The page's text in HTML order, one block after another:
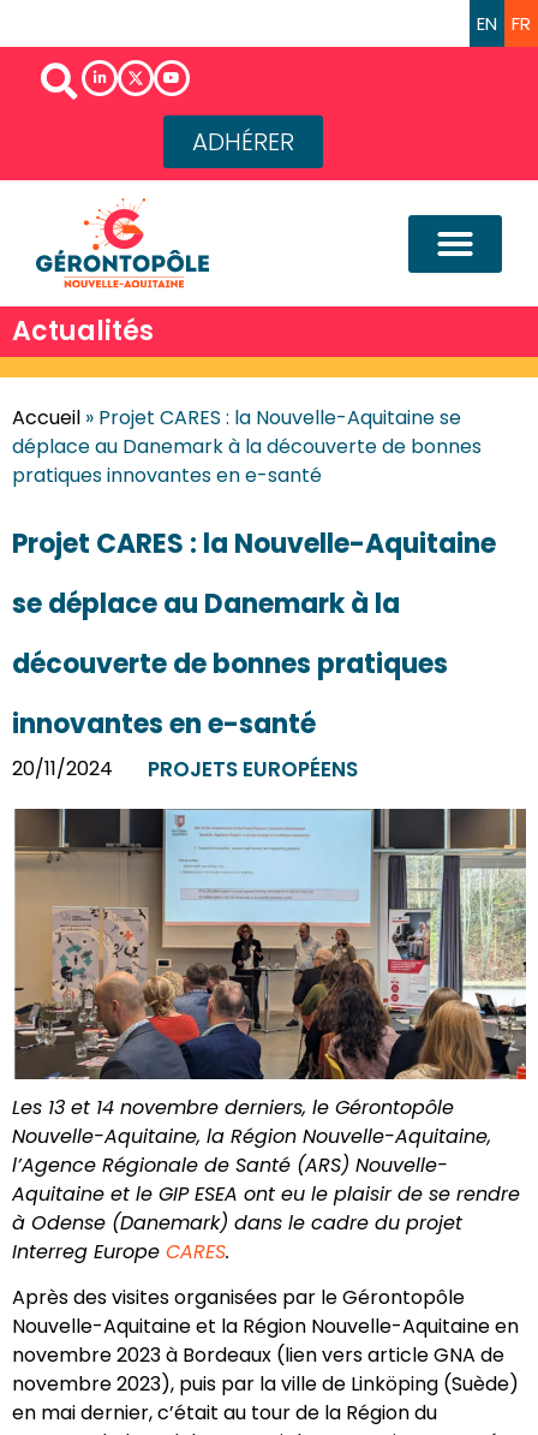
FR
EN
ADHÉRER
Actualités
Accueil » Projet CARES : la Nouvelle-Aquitaine se
déplace au Danemark à la découverte de bonnes
pratiques innovantes en e-santé
Projet CARES : la Nouvelle-Aquitaine
se déplace au Danemark à la
découverte de bonnes pratiques
innovantes en e-santé
20/11/2024 PROJETS EUROPÉENS
Les 13 et 14 novembre derniers, le Gérontopôle
Nouvelle-Aquitaine, la Région Nouvelle-Aquitaine,
l’Agence Régionale de Santé (ARS) Nouvelle-
Aquitaine et le GIP ESEA ont eu le plaisir de se rendre
à Odense (Danemark) dans le cadre du projet
Interreg Europe CARES.
Après des visites organisées par le Gérontopôle
Nouvelle-Aquitaine et la Région Nouvelle-Aquitaine en
novembre 2023 à Bordeaux (lien vers article GNA de
novembre 2023), puis par la ville de Linköping (Suède)
en mai dernier, c’était au tour de la Région du